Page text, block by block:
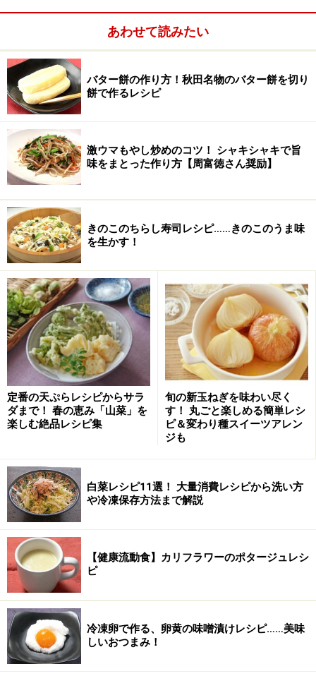
あわせて読みたい
バター餅の作り方！秋田名物のバター餅を切り
餅で作るレシピ
激ウマもやし炒めのコツ！ シャキシャキで旨
味をまとった作り方【周富徳さん奨励】
きのこのちらし寿司レシピ……きのこのうま味
を生かす！
定番の天ぷらレシピからサラ
ダまで！ 春の恵み「山菜」を
楽しむ絶品レシピ集
旬の新玉ねぎを味わい尽く
す！ 丸ごと楽しめる簡単レシ
ピ＆変わり種スイーツアレン
ジも
白菜レシピ11選！ 大量消費レシピから洗い方
や冷凍保存方法まで解説
【健康流動食】カリフラワーのポタージュレシ
ピ
冷凍卵で作る、卵黄の味噌漬けレシピ……美味
しいおつまみ！